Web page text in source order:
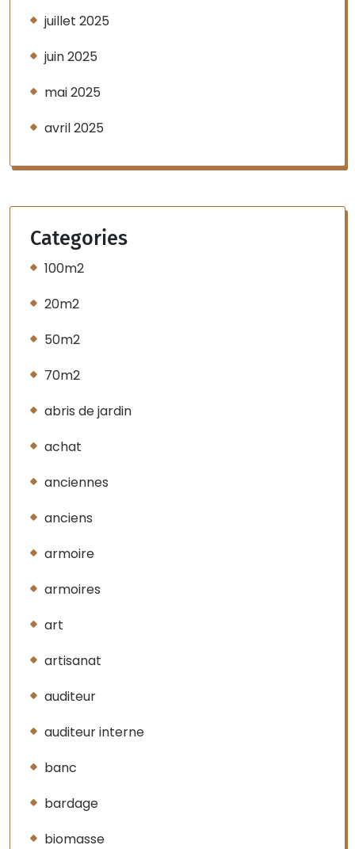
juillet 2025
juin 2025
mai 2025
avril 2025
Categories
100m2
20m2
50m2
70m2
abris de jardin
achat
anciennes
anciens
armoire
armoires
art
artisanat
auditeur
auditeur interne
banc
bardage
biomasse